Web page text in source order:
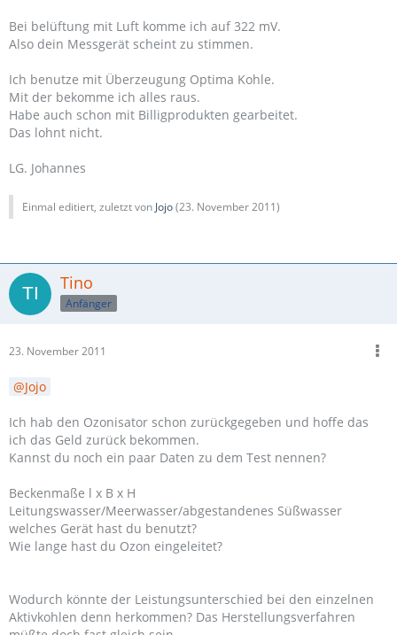
Bei belüftung mit Luft komme ich auf 322 mV.
Also dein Messgerät scheint zu stimmen.
Ich benutze mit Überzeugung Optima Kohle.
Mit der bekomme ich alles raus.
Habe auch schon mit Billigprodukten gearbeitet.
Das lohnt nicht.
LG. Johannes
Einmal editiert, zuletzt von Jojo(23. November 2011)
Tino
Anfänger
23. November 2011
Jojo
Ich hab den Ozonisator schon zurückgegeben und hoffe das
ich das Geld zurück bekommen.
Kannst du noch ein paar Daten zu dem Test nennen?
Beckenmaße l x B x H
Leitungswasser/Meerwasser/abgestandenes Süßwasser
welches Gerät hast du benutzt?
Wie lange hast du Ozon eingeleitet?
Wodurch könnte der Leistungsunterschied bei den einzelnen
Aktivkohlen denn herkommen? Das Herstellungsverfahren